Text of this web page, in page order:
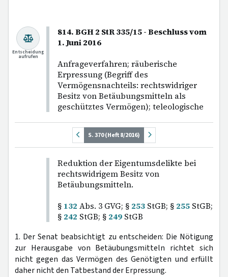
814. BGH 2 StR 335/15 - Beschluss vom
1. Juni 2016
Anfrageverfahren; räuberische
Erpressung (Begriff des
Vermögensnachteils: rechtswidriger
Besitz von Betäubungsmitteln als
geschütztes Vermögen); teleologische
Entscheidung
aufrufen
S. 370 (Heft 8/2016)
Reduktion der Eigentumsdelikte bei
rechtswidrigem Besitz von
Betäubungsmitteln.
§ 132 Abs. 3 GVG; § 253 StGB; § 255 StGB;
§ 242 StGB; § 249 StGB
1. Der Senat beabsichtigt zu entscheiden: Die Nötigung
zur Herausgabe von Betäubungsmitteln richtet sich
nicht gegen das Vermögen des Genötigten und erfüllt
daher nicht den Tatbestand der Erpressung.